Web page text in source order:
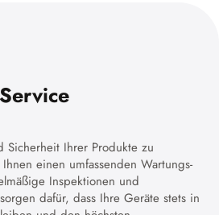
Ihrer Produkte zu
einen umfassenden Wartungs-
Inspektionen und
dafür, dass Ihre Geräte stets in